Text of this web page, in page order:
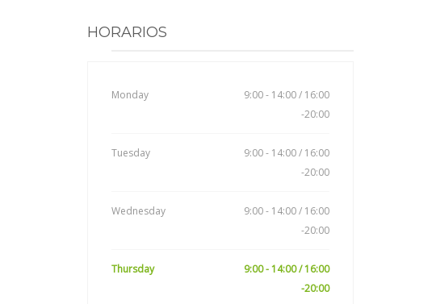
HORARIOS
Monday
9:00 - 14:00 / 16:00
-20:00
Tuesday
9:00 - 14:00 / 16:00
-20:00
Wednesday
9:00 - 14:00 / 16:00
-20:00
Thursday
9:00 - 14:00 / 16:00
-20:00